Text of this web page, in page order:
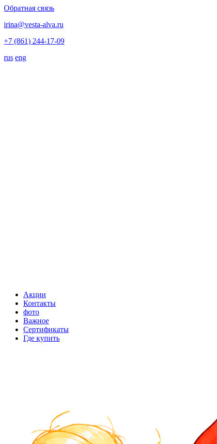
Обратная связь
irina@vesta-alva.ru
+7 (861) 244-17-09
rus eng
Акции
Контакты
фото
Важное
Сертификаты
Где купить